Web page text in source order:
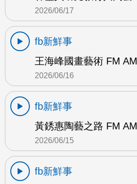
2026/06/17
fb新鮮事
王海峰國畫藝術 FM AM
2026/06/16
fb新鮮事
黃銹惠陶藝之路 FM AM
2026/06/15
fb新鮮事